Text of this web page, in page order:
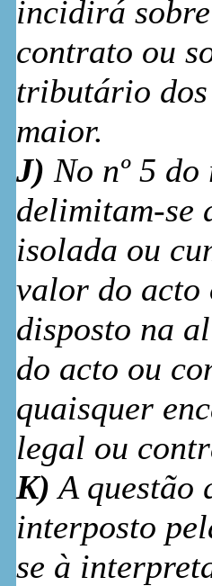
incidirá
contrato ou
tributário dos
maior.
J) No nº 5
delimitam-se
isolada ou
valor do acto
disposto na
do acto ou
quaisquer
legal ou
K) A questão
interposto
se à